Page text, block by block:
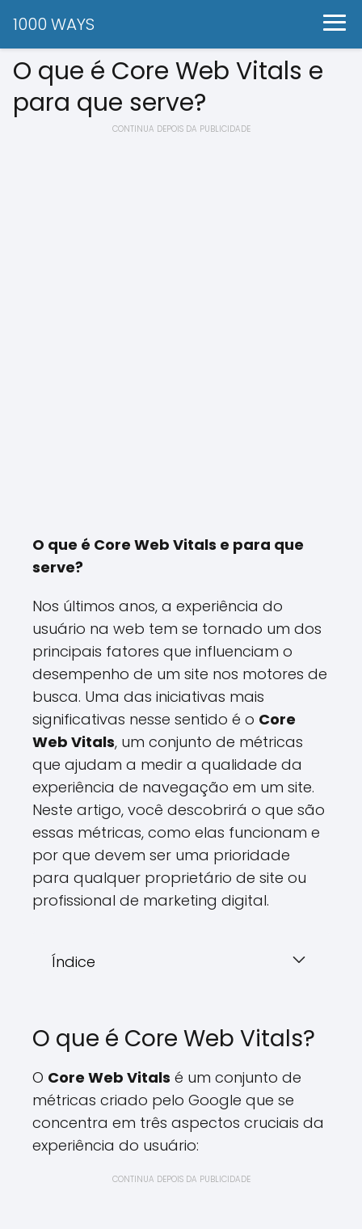
1000 WAYS
O que é Core Web Vitals e
para que serve?
CONTINUA DEPOIS DA PUBLICIDADE
O que é Core Web Vitals e para que
serve?
Nos últimos anos, a experiência do
usuário na web tem se tornado um dos
principais fatores que influenciam o
desempenho de um site nos motores de
busca. Uma das iniciativas mais
significativas nesse sentido é o Core
Web Vitals, um conjunto de métricas
que ajudam a medir a qualidade da
experiência de navegação em um site.
Neste artigo, você descobrirá o que são
essas métricas, como elas funcionam e
por que devem ser uma prioridade
para qualquer proprietário de site ou
profissional de marketing digital.
Índice
O que é Core Web Vitals?
O Core Web Vitals é um conjunto de
métricas criado pelo Google que se
concentra em três aspectos cruciais da
experiência do usuário:
CONTINUA DEPOIS DA PUBLICIDADE